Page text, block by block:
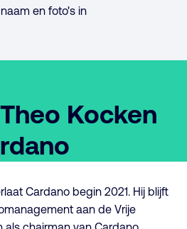
en foto's in
Kocken
Cardano begin 2021. Hij blijft
aan de Vrije